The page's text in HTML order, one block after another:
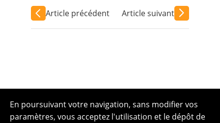
Article précédent Article suivant
En poursuivant votre navigation, sans modifier vos
paramètres, vous acceptez l'utilisation et le dépôt de